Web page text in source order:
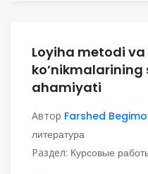
Loyiha metodi
ahamiyati
Автор Farshed
литература
Раздел: Курсовые